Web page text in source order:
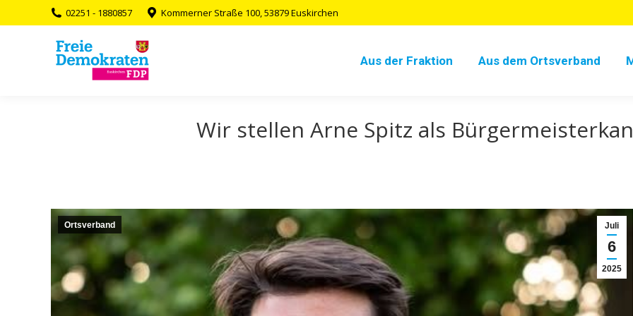
02251 - 1880857 Kommerner Straße 100, 53879 Euskirchen
Aus der Fraktion Aus dem Ortsverband
Wir stellen Arne Spitz als
Juli
6
2025
Ortsverband